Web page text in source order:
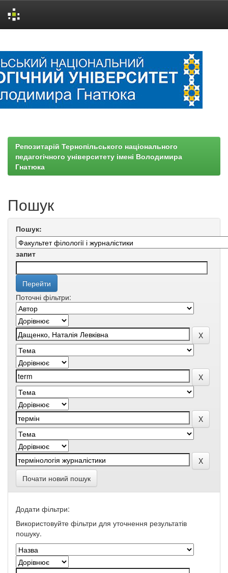
Репозитарій Тернопільського національного
педагогічного університету імені Володимира
Гнатюка
Пошук
Пошук:
запит
Поточні фільтри:
Почати новий пошук
Додати фільтри:
Використовуйте фільтри для уточнення результатів
пошуку.